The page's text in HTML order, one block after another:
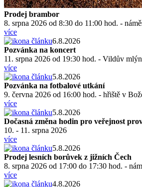
Prodej brambor
8. srpna 2026 od 8:30 do 11:00 hod. -
více
6.8.2026
Pozvánka na koncert
11. srpna 2026 od 19:30 hod. - Vildův
více
5.8.2026
Pozvánka na fotbalové utkání
9. června 2026 od 16:00 hod. - hřiště v
více
5.8.2026
Dočasná změna hodin pro veřejnost
10. - 11. srpna 2026
více
5.8.2026
Prodej lesních borůvek z jižních Čech
8. srpna 2026 od 17:00 do 17:30 hod. -
více
4.8.2026